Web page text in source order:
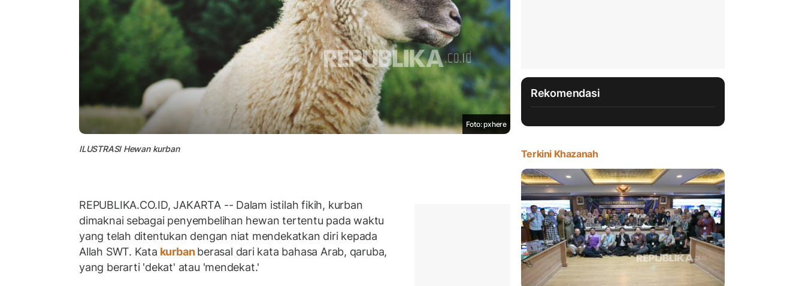
Foto: pxhere
ILUSTRASI Hewan kurban
REPUBLIKA.CO.ID, JAKARTA -- Dalam istilah fikih, kurban
dimaknai sebagai penyembelihan hewan tertentu pada waktu
yang telah ditentukan dengan niat mendekatkan diri kepada
Allah SWT. Kata kurbanberasal dari kata bahasa Arab, qaruba,
yang berarti 'dekat' atau 'mendekat.'
Rekomendasi
Terkini Khazanah